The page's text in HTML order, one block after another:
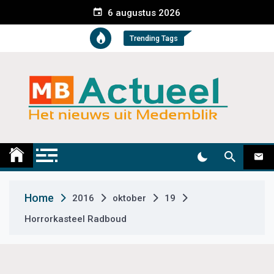
e
t
6 augustus 2026
Trending Tags
Medemblik Actueel
Home 2016 oktober
19
Horrorkasteel Radboud